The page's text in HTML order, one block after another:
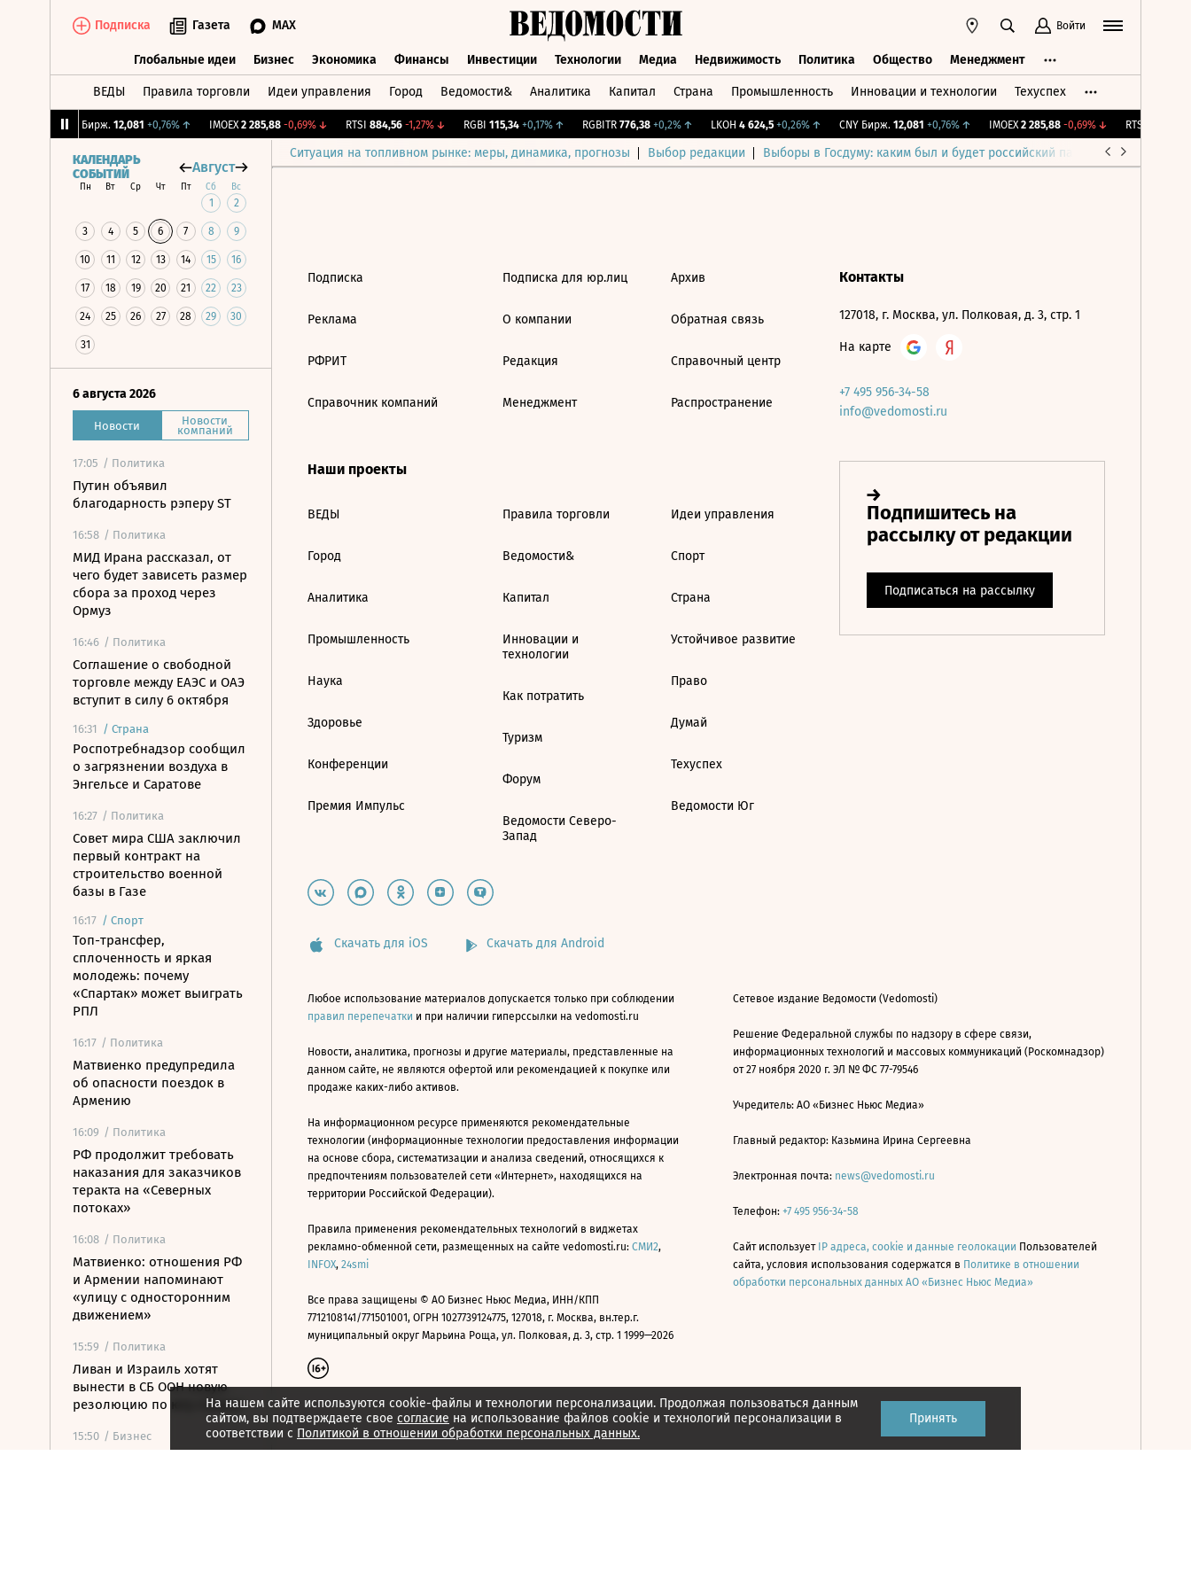
Подписка Газета MAX Войти
Глобальные идеи Бизнес Экономика Финансы Инвестиции Технологии Медиа Недвижимость Политика Общество Менеджмент
ВЕДЫ Правила торговли Идеи управления Город Ведомости& Аналитика Капитал Страна Промышленность Инновации и технологии Техуспех
CNY Бирж. 12,081 +0,76%↑ IMOEX 2 285,88 -0,69%↓ RTSI 884,56 -1,27%↓ RGBI 115,34 +0,17%↑ RGBITR 776,38 +0,2%↑ LKOH 4 624,5 +0,26%↑ CNY Бирж. 12,081 +0,76%↑ IMOEX 2 285,88 -0,69%↓ RTSI
Ситуация на топливном рынке: меры, динамика, прогнозы Выбор редакции Выборы в Госдуму: каким был и будет российский парламент
КАЛЕНДАРЬ
СОБЫТИЙ
Август
Пн Вт Ср Чт Пт Сб Вс
1 2
3 4 5 6 7 8 9
10 11 12 13 14 15 16
17 18 19 20 21 22 23
24 25 26 27 28 29 30
31
6 августа 2026
Новости Новости
компаний
17:05 / Политика
Путин объявил
благодарность рэперу ST
16:58 / Политика
МИД Ирана рассказал, от
чего будет зависеть размер
сбора за проход через
Ормуз
16:46 / Политика
Соглашение о свободной
торговле между ЕАЭС и ОАЭ
вступит в силу 6 октября
16:31 / Страна
Роспотребнадзор сообщил
о загрязнении воздуха в
Энгельсе и Саратове
16:27 / Политика
Совет мира США заключил
первый контракт на
строительство военной
базы в Газе
16:17 / Спорт
Топ-трансфер,
сплоченность и яркая
молодежь: почему
«Спартак» может выиграть
РПЛ
16:17 / Политика
Матвиенко предупредила
об опасности поездок в
Армению
16:09 / Политика
РФ продолжит требовать
наказания для заказчиков
теракта на «Северных
потоках»
16:08 / Политика
Матвиенко: отношения РФ
и Армении напоминают
«улицу с односторонним
движением»
15:59 / Политика
Ливан и Израиль хотят
вынести в СБ ООН новую
резолюцию по югу страны
15:50 / Бизнес
На нашем сайте используются cookie-файлы и технологии персонализации. Продолжая пользоваться данным
сайтом, вы подтверждаете свое согласие на использование файлов cookie и технологий персонализации в
соответствии с Политикой в отношении обработки персональных данных.
Принять
Подписка
Реклама
РФРИТ
Справочник компаний
Подписка для юр.лиц
О компании
Редакция
Менеджмент
Архив
Обратная связь
Справочный центр
Распространение
Наши проекты
ВЕДЫ
Город
Аналитика
Промышленность
Наука
Здоровье
Конференции
Премия Импульс
Правила торговли
Ведомости&
Капитал
Инновации и
технологии
Как потратить
Туризм
Форум
Ведомости Северо-
Запад
Идеи управления
Спорт
Страна
Устойчивое развитие
Право
Думай
Техуспех
Ведомости Юг
Контакты
127018, г. Москва, ул. Полковая, д. 3, стр. 1
На карте
+7 495 956-34-58
info@vedomosti.ru
Скачать для iOS Скачать для Android
Любое использование материалов допускается только при соблюдении
правил перепечатки и при наличии гиперссылки на vedomosti.ru
Новости, аналитика, прогнозы и другие материалы, представленные на
данном сайте, не являются офертой или рекомендацией к покупке или
продаже каких-либо активов.
На информационном ресурсе применяются рекомендательные
технологии (информационные технологии предоставления информации
на основе сбора, систематизации и анализа сведений, относящихся к
предпочтениям пользователей сети «Интернет», находящихся на
территории Российской Федерации).
Правила применения рекомендательных технологий в виджетах
рекламно-обменной сети, размещенных на сайте vedomosti.ru: СМИ2,
INFOX, 24smi
Все права защищены © АО Бизнес Ньюс Медиа, ИНН/КПП
7712108141/771501001, ОГРН 1027739124775, 127018, г. Москва, вн.тер.г.
муниципальный округ Марьина Роща, ул. Полковая, д. 3, стр. 1 1999—2026
Сетевое издание Ведомости (Vedomosti)
Решение Федеральной службы по надзору в сфере связи,
информационных технологий и массовых коммуникаций (Роскомнадзор)
от 27 ноября 2020 г. ЭЛ № ФС 77-79546
Учредитель: АО «Бизнес Ньюс Медиа»
Главный редактор: Казьмина Ирина Сергеевна
Электронная почта: news@vedomosti.ru
Телефон: +7 495 956-34-58
Сайт использует IP адреса, cookie и данные геолокации Пользователей
сайта, условия использования содержатся в Политике в отношении
обработки персональных данных АО «Бизнес Ньюс Медиа»